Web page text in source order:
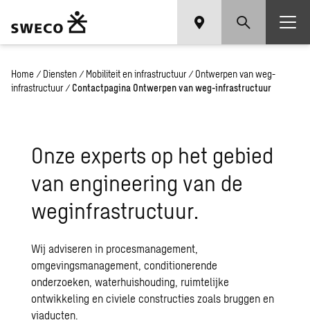
Home / Diensten / Mobiliteit en infrastructuur / Ontwerpen van weg-
infrastructuur / Contactpagina Ontwerpen van weg-infrastructuur
Onze experts op het gebied
van engineering van de
weginfrastructuur.
Wij adviseren in procesmanagement,
omgevingsmanagement, conditionerende
onderzoeken,waterhuishouding, ruimtelijke
ontwikkeling enciviele constructies zoals bruggen en
viaducten.